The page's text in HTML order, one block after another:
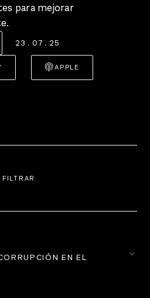
para mejorar
23 . 07 . 25
APPLE
FILTRAR
EN EL